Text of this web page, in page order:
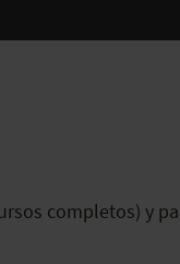
completos) y